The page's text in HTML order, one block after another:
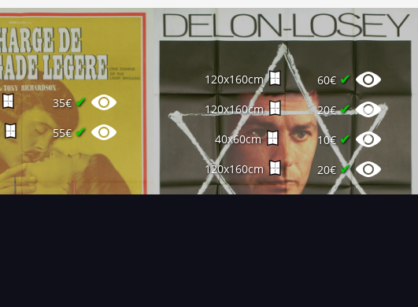
35€✔
55€✔
120x160cm 60€ ✔
120x160cm 20€✔
40x60cm 10€ ✔
120x160cm 20€ ✔